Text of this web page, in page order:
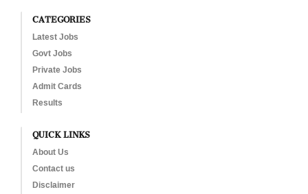
CATEGORIES
Latest Jobs
Govt Jobs
Private Jobs
Admit Cards
Results
QUICK LINKS
About Us
Contact us
Disclaimer